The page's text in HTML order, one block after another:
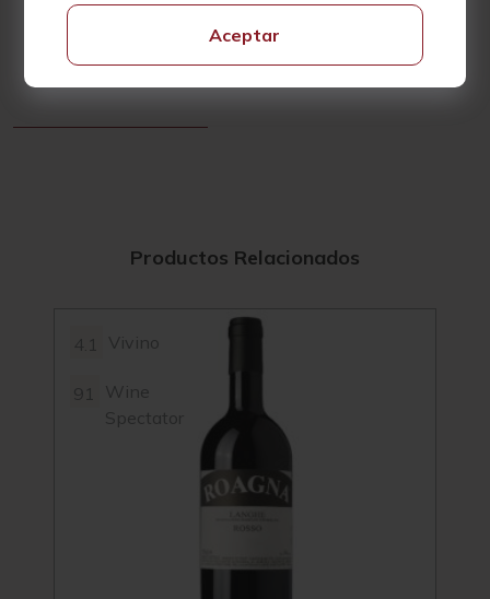
Aceptar
Descubre el secreto detrás de su excepcional elaboración
al comprar este vino online, una opción perfecta para los
aficionados que aprecian vinos con profundidad y carácter.
Productos Relacionados
Vivino
Wine
Spectator